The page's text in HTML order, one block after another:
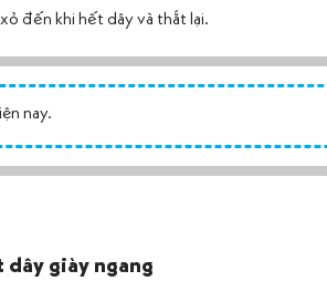
đến khi hết dây và thắt lại.
nay.